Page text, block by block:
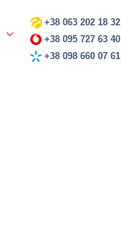
+38 063 202 18 32
+38 095 727 63 40
+38 098 660 07 61